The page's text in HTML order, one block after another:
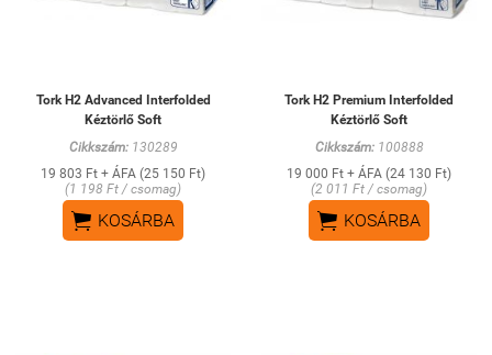
Tork H2 Advanced Interfolded
Kéztörlő Soft
Cikkszám:130289
19 803 Ft + ÁFA (25 150 Ft)
(1 198 Ft / csomag)
 KOSÁRBA
Tork H2 Premium Interfolded
Kéztörlő Soft
Cikkszám:100888
19 000 Ft + ÁFA (24 130 Ft)
(2 011 Ft / csomag)
 KOSÁRBA